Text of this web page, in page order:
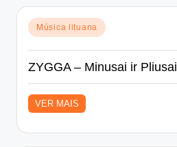
Posted
in
Música lituana
ZYGGA – Minusai ir Pliusai
VER MAIS